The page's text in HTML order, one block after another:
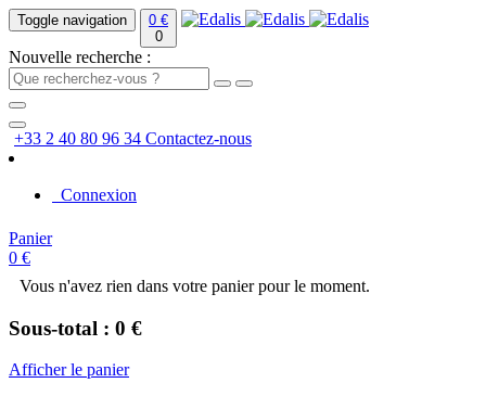
Toggle navigation
0 €
0
Nouvelle recherche :
+33 2 40 80 96 34 Contactez-nous
Connexion
Panier
0 €
Vous n'avez rien dans votre panier pour le moment.
Sous-total : 0 €
Afficher le panier